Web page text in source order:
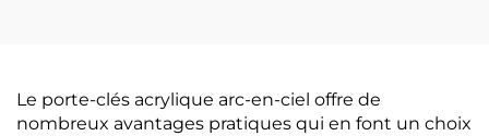
Le porte-clés acrylique arc-en-ciel offre de
nombreux avantages pratiques qui en font un choix